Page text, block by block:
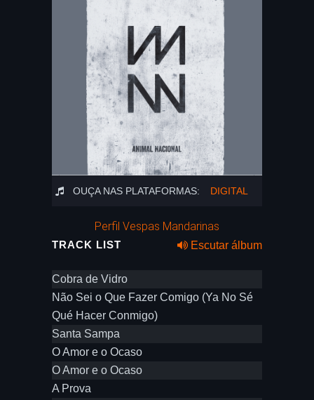
OUÇA NAS PLATAFORMAS: DIGITAL
Perfil Vespas Mandarinas
TRACK LIST Escutar álbum
Cobra de Vidro
Não Sei o Que Fazer Comigo (Ya No Sé
Qué Hacer Conmigo)
Santa Sampa
O Amor e o Ocaso
O Amor e o Ocaso
A Prova